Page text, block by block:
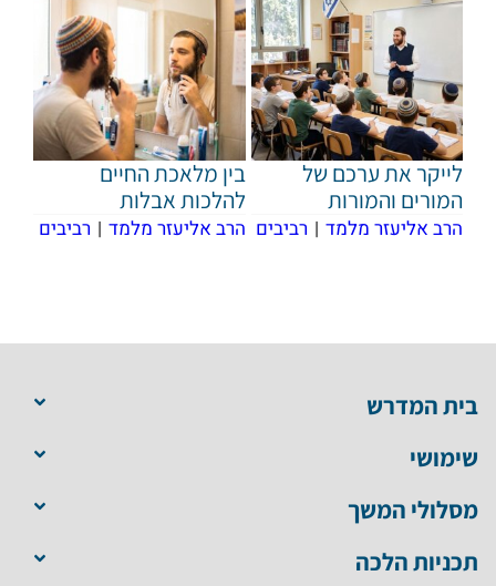
לייקר את ערכם של
המורים והמורות
הרב אליעזר מלמד | רביבים
בין מלאכת החיים
להלכות אבלות
הרב אליעזר מלמד | רביבים
בית המדרש
שימושי
מסלולי המשך
תכניות הלכה